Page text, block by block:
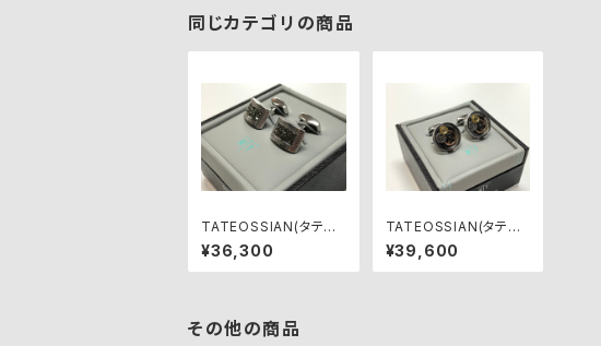
同じカテゴリの商品
TATEOSSIAN(タテオ
シアン)カフリンクス C
F0019
¥36,300
TATEOSSIAN(タテオ
シアン)カフリンクス C
L7894
¥39,600
その他の商品